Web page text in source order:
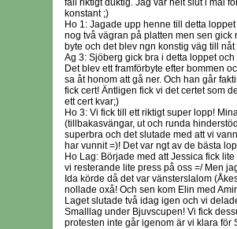
fall riktigt duktig. Jag var helt slut i mål
konstant ;)
Ho 1: Jagade upp henne till detta
nog två vägran på platten men sen gick
byte och det blev ngn konstig väg till nåt
Ag 3: Sjöberg gick bra i detta loppet
Det blev ett framförbyte efter bommen
sa åt honom att gå ner. Och han går
fick cert! Äntligen fick vi det certet som
ett cert kvar;)
Ho 3: Vi fick till ett riktigt super lopp!
(tillbakasvängar, ut och runda
superbra och det slutade med att vi
har vunnit =)! Det var ngt av de bästa
Ho Lag: Började med att Jessica fick
vi resterande lite press på oss =/ Men
Ida körde då det var vänsterslalom
nollade oxå! Och sen kom Elin med
Laget slutade två idag igen och vi
Smalllag under Bjuvscupen! Vi fick
protesten inte går igenom är vi klara för